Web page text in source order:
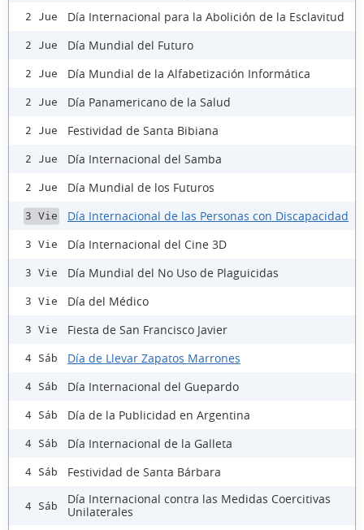
2 Jue Día Internacional para la Abolición de la Esclavitud
2 Jue Día Mundial del Futuro
2 Jue Día Mundial de la Alfabetización Informática
2 Jue Día Panamericano de la Salud
2 Jue Festividad de Santa Bibiana
2 Jue Día Internacional del Samba
2 Jue Día Mundial de los Futuros
3 Vie Día Internacional de las Personas con Discapacidad
3 Vie Día Internacional del Cine 3D
3 Vie Día Mundial del No Uso de Plaguicidas
3 Vie Día del Médico
3 Vie Fiesta de San Francisco Javier
4 Sáb Día de Llevar Zapatos Marrones
4 Sáb Día Internacional del Guepardo
4 Sáb Día de la Publicidad en Argentina
4 Sáb Día Internacional de la Galleta
4 Sáb Festividad de Santa Bárbara
4 Sáb
Día Internacional contra las Medidas Coercitivas
Unilaterales